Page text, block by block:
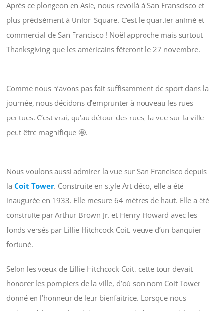
Après ce plongeon en Asie, nous revoilà à San Franscisco et
plus précisément à Union Square. C’est le quartier animé et
commercial de San Francisco ! Noël approche mais surtout
Thanksgiving que les américains fêteront le 27 novembre.
Comme nous n’avons pas fait suffisamment de sport dans la
journée, nous décidons d’emprunter à nouveau les rues
pentues. C’est vrai, qu’au détour des rues, la vue sur la ville
peut être magnifique 🤩.
Nous voulons aussi admirer la vue sur San Francisco depuis
la Coit Tower. Construite en style Art déco, elle a été
inaugurée en 1933. Elle mesure 64 mètres de haut. Elle a été
construite par Arthur Brown Jr. et Henry Howard avec les
fonds versés par Lillie Hitchcock Coit, veuve d’un banquier
fortuné.
Selon les vœux de Lillie Hitchcock Coit, cette tour devait
honorer les pompiers de la ville, d’où son nom Coit Tower
donné en l’honneur de leur bienfaitrice. Lorsque nous